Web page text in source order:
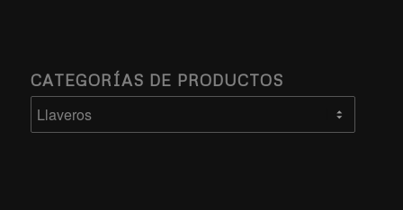
CATEGORÍAS DE PRODUCTOS